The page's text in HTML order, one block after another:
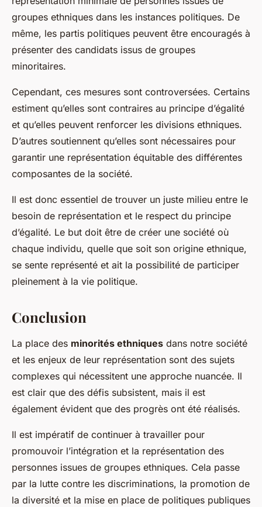
groupes ethniques dans les instances politiques. De
même, les partis politiques peuvent être encouragés à
présenter des candidats issus de groupes
minoritaires.
Cependant, ces mesures sont controversées. Certains
estiment qu’elles sont contraires au principe d’égalité
et qu’elles peuvent renforcer les divisions ethniques.
D’autres soutiennent qu’elles sont nécessaires pour
garantir une représentation équitable des différentes
composantes de la société.
Il est donc essentiel de trouver un juste milieu entre le
besoin de représentation et le respect du principe
d’égalité. Le but doit être de créer une société où
chaque individu, quelle que soit son origine ethnique,
se sente représenté et ait la possibilité de participer
pleinement à la vie politique.
Conclusion
La place des minorités ethniques dans notre société
et les enjeux de leur représentation sont des sujets
complexes qui nécessitent une approche nuancée. Il
est clair que des défis subsistent, mais il est
également évident que des progrès ont été réalisés.
Il est impératif de continuer à travailler pour
promouvoir l’intégration et la représentation des
personnes issues de groupes ethniques. Cela passe
par la lutte contre les discriminations, la promotion de
la diversité et la mise en place de politiques publiques